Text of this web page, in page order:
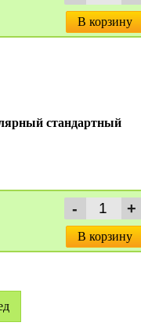
В корзину
стандартный
В корзину